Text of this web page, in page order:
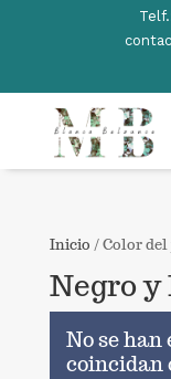
Inicio / Color
Negro y
No se han
coincidan